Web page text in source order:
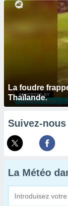
La foudre
Thaïlande.
Suivez-nous
La Météo